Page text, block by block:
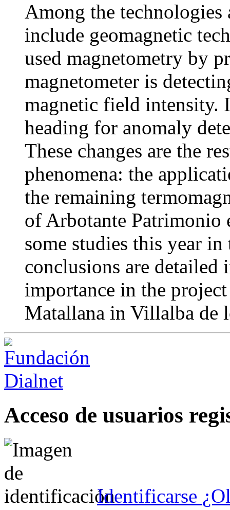
Among the
include geomagnetic
used magnetometry by
magnetometer is
magnetic field intensity.
heading for anomaly
These changes are the
phenomena: the
the remaining
of Arbotante Patrimonio
some studies this year
conclusions are
importance in the
Matallana in Villalba de
Acceso de usuarios
Identificarse